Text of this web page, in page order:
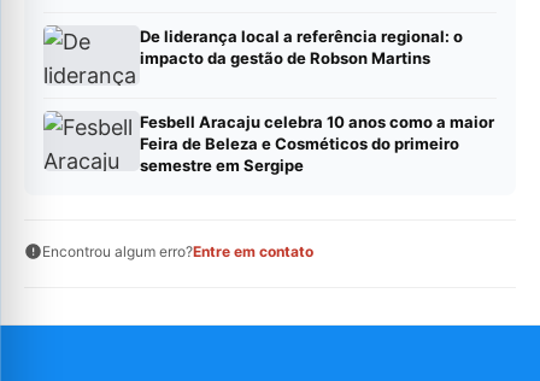
De liderança local a referência regional: o
impacto da gestão de Robson Martins
Fesbell Aracaju celebra 10 anos como a maior
Feira de Beleza e Cosméticos do primeiro
semestre em Sergipe
Encontrou algum erro?Entre em contato